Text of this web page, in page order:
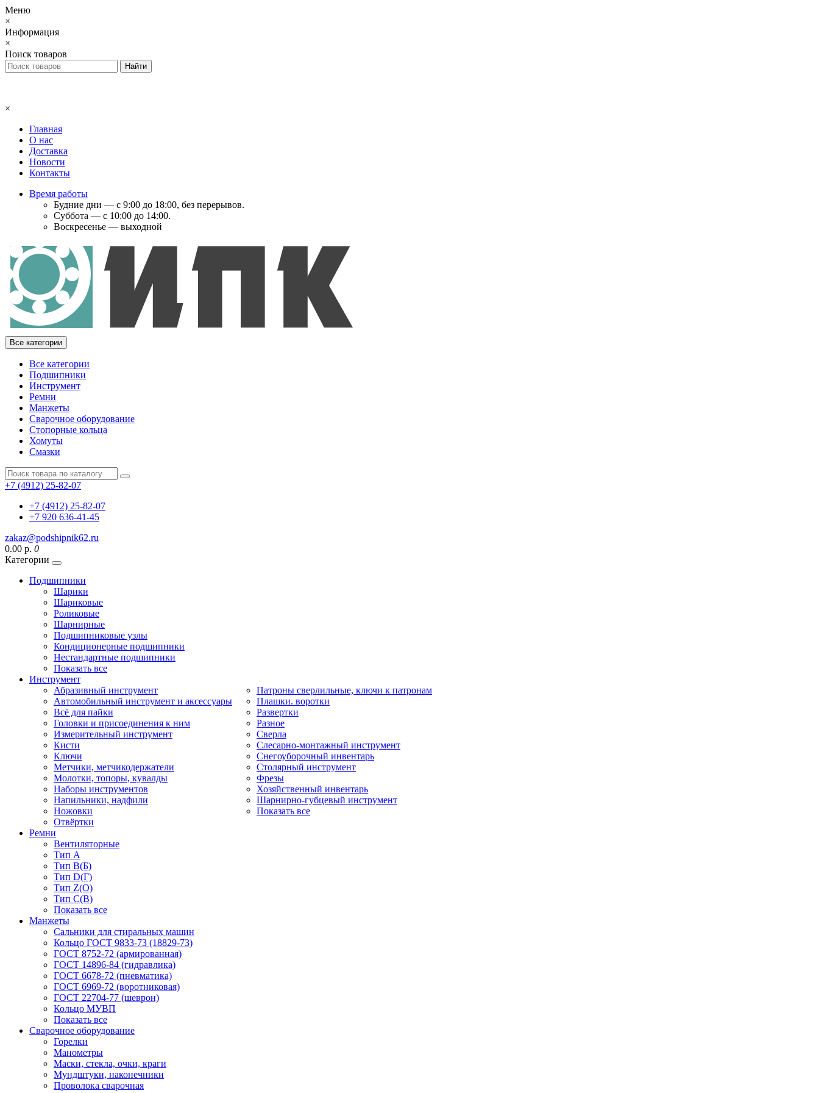
Меню
×
Информация
×
Поиск товаров
×
Главная
О нас
Доставка
Новости
Контакты
Время работы
Будние дни — с 9:00 до 18:00, без перерывов.
Суббота — с 10:00 до 14:00.
Воскресенье — выходной
Все категории
Все категории
Подшипники
Инструмент
Ремни
Манжеты
Сварочное оборудование
Стопорные кольца
Хомуты
Смазки
+7 (4912) 25-82-07
+7 (4912) 25-82-07
+7 920 636-41-45
zakaz@podshipnik62.ru
0.00 р. 0
Категории
Подшипники
Шарики
Шариковые
Роликовые
Шарнирные
Подшипниковые узлы
Кондиционерные подшипники
Нестандартные подшипники
Показать все
Инструмент
Абразивный инструмент
Автомобильный инструмент и аксессуары
Всё для пайки
Головки и присоединения к ним
Измерительный инструмент
Кисти
Ключи
Метчики, метчикодержатели
Молотки, топоры, кувалды
Наборы инструментов
Напильники, надфили
Ножовки
Отвёртки
Патроны сверлильные, ключи к патронам
Плашки. воротки
Развертки
Разное
Сверла
Слесарно-монтажный инструмент
Снегоуборочный инвентарь
Столярный инструмент
Фрезы
Хозяйственный инвентарь
Шарнирно-губцевый инструмент
Показать все
Ремни
Вентиляторные
Тип A
Тип B(Б)
Тип D(Г)
Тип Z(O)
Тип С(В)
Показать все
Манжеты
Сальники для стиральных машин
Кольцо ГОСТ 9833-73 (18829-73)
ГОСТ 8752-72 (армированная)
ГОСТ 14896-84 (гидравлика)
ГОСТ 6678-72 (пневматика)
ГОСТ 6969-72 (воротниковая)
ГОСТ 22704-77 (шеврон)
Кольцо МУВП
Показать все
Сварочное оборудование
Горелки
Манометры
Маски, стекла, очки, краги
Мундштуки, наконечники
Проволока сварочная